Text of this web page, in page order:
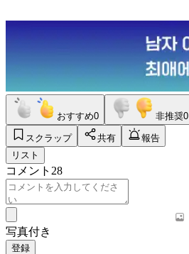
おすすめ0 非推奨0
スクラップ 共有
報告
リスト
コメント 28
写真付き
登録